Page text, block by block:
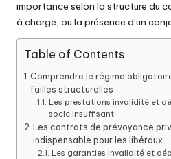
importance selon la structure du
à charge, ou la présence d’un
Table of Contents
Comprendre le régime
failles structurelles
Les prestations invalidité et
socle insuffisant
Les contrats de prévoyance
indispensable pour les libéraux
Les garanties invalidité et